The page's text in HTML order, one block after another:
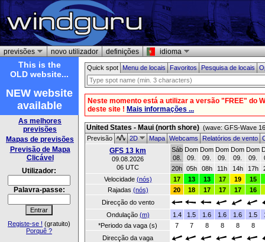
previsões novo utilizador definições idioma
This is the
OLD website...
NEW website
available
As melhores
previsões
Mapas de previsões
Previsão de Mapa
Clicável
Utilizador:
Palavra-passe:
Registe-se ! (gratuito)
Porquê ?
Quick spot Menu de locaisFavoritosPesquisa de locais
Neste momento está a utilizar a versão "FREE" do
deste site ! Mais informações ...
United States - Maui (north shore) (wave: GFS-Wave
Previsão
2D MapaWebcamsRelatórios de vento
GFS 13 km
09.08.2026
06 UTC
Sáb
08.
Dom
09.
Dom
09.
Dom
09.
Dom
09.
Dom
09.
20h 05h 08h 11h 14h 17h
Velocidade (nós) 17 13 13 17 19 15
Rajadas (nós) 20 18 17 17 17 16
Direcção do vento
Ondulação (m) 1.4 1.5 1.6 1.6 1.6 1.5
*Periodo da vaga (s)
7 7 8 8 8
8
Direcção da vaga